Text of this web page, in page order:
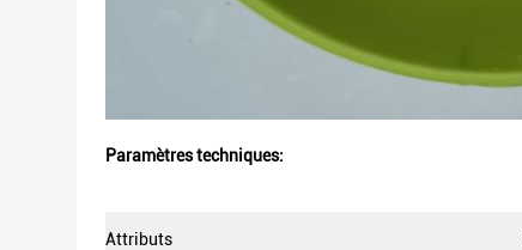
Paramètres techniques:
Attributs